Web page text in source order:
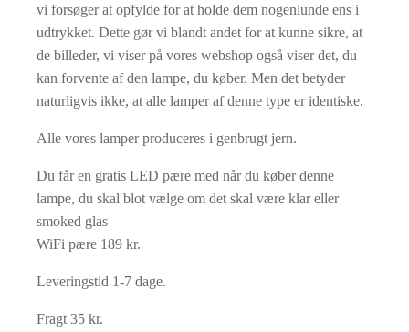
vi forsøger at opfylde for at holde dem nogenlunde ens i
udtrykket. Dette gør vi blandt andet for at kunne sikre, at
de billeder, vi viser på vores webshop også viser det, du
kan forvente af den lampe, du køber. Men det betyder
naturligvis ikke, at alle lamper af denne type er identiske.
Alle vores lamper produceres i genbrugt jern.
Du får en gratis LED pære med når du køber denne
lampe, du skal blot vælge om det skal være klar eller
smoked glas
WiFi pære 189 kr.
Leveringstid 1-7 dage.
Fragt 35 kr.